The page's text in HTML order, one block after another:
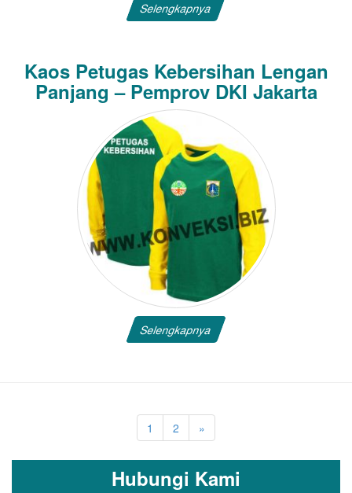
Selengkapnya
Kaos Petugas Kebersihan Lengan
Panjang – Pemprov DKI Jakarta
Selengkapnya
1 2 »
Hubungi Kami